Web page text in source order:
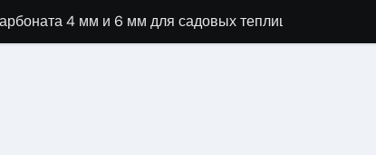
4 мм и 6 мм для садовых теплиц
алгоритмы работы, интерфейсы и совместимость